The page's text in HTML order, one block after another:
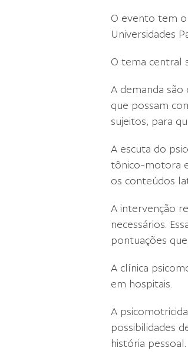
O evento tem o
Universidades
O tema central
A demanda
que possam
sujeitos, para
A escuta do
tônico-motora
os conteúdos
A intervenção
necessários.
pontuações
A clínica
em hospitais.
A
possibilidades
história pessoal.